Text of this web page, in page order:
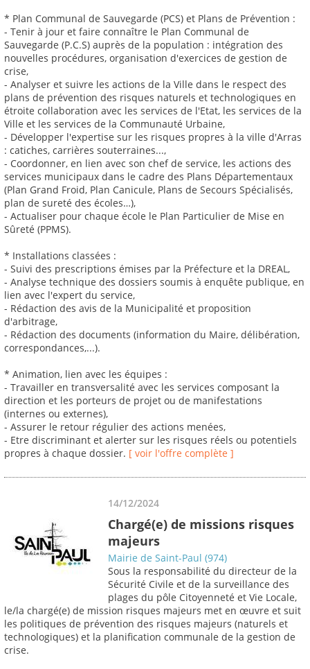
* Plan Communal de Sauvegarde (PCS) et Plans de Prévention :
- Tenir à jour et faire connaître le Plan Communal de
Sauvegarde (P.C.S) auprès de la population : intégration des
nouvelles procédures, organisation d'exercices de gestion de
crise,
- Analyser et suivre les actions de la Ville dans le respect des
plans de prévention des risques naturels et technologiques en
étroite collaboration avec les services de l'Etat, les services de la
Ville et les services de la Communauté Urbaine,
- Développer l'expertise sur les risques propres à la ville d'Arras
: catiches, carrières souterraines...,
- Coordonner, en lien avec son chef de service, les actions des
services municipaux dans le cadre des Plans Départementaux
(Plan Grand Froid, Plan Canicule, Plans de Secours Spécialisés,
plan de sureté des écoles…),
- Actualiser pour chaque école le Plan Particulier de Mise en
Sûreté (PPMS).
* Installations classées :
- Suivi des prescriptions émises par la Préfecture et la DREAL,
- Analyse technique des dossiers soumis à enquête publique, en
lien avec l'expert du service,
- Rédaction des avis de la Municipalité et proposition
d'arbitrage,
- Rédaction des documents (information du Maire, délibération,
correspondances,...).
* Animation, lien avec les équipes :
- Travailler en transversalité avec les services composant la
direction et les porteurs de projet ou de manifestations
(internes ou externes),
- Assurer le retour régulier des actions menées,
- Etre discriminant et alerter sur les risques réels ou potentiels
propres à chaque dossier. [ voir l'offre complète ]
14/12/2024
Chargé(e) de missions risques
majeurs
Mairie de Saint-Paul (974)
Sous la responsabilité du directeur de la
Sécurité Civile et de la surveillance des
plages du pôle Citoyenneté et Vie Locale,
le/la chargé(e) de mission risques majeurs met en œuvre et suit
les politiques de prévention des risques majeurs (naturels et
technologiques) et la planification communale de la gestion de
crise.